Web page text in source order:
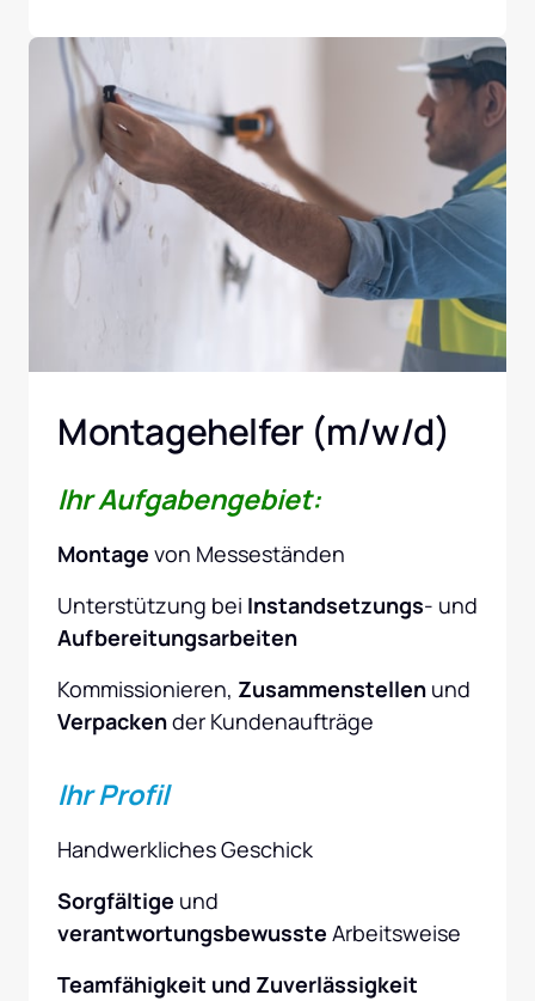
Montagehelfer (m/w/d)
Ihr Aufgabengebiet:
Montage von Messeständen
Unterstützung bei Instandsetzungs
Aufbereitungsarbeiten
Kommissionieren, Zusammenstellen
Verpacken der Kundenaufträge
Ihr Profil
Handwerkliches Geschick
Sorgfältige
verantwortungsbewusste Arbeitsweise
Teamfähigkeit und Zuverlässigkeit